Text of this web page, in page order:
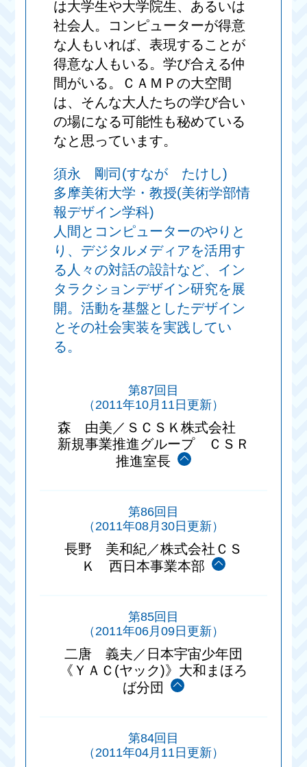
は大学生や大学院生、あるいは
社会人。コンピューターが得意
な人もいれば、表現することが
得意な人もいる。学び合える仲
間がいる。ＣＡＭＰの大空間
は、そんな大人たちの学び合い
の場になる可能性も秘めている
なと思っています。
須永 剛司(すなが たけし)
多摩美術大学・教授(美術学部情
報デザイン学科)
人間とコンピューターのやりと
り、デジタルメディアを活用す
る人々の対話の設計など、イン
タラクションデザイン研究を展
開。活動を基盤としたデザイン
とその社会実装を実践してい
る。
第87回目
（2011年10月11日更新）
森 由美／ＳＣＳＫ株式会社
新規事業推進グループ ＣＳＲ
推進室長
第86回目
（2011年08月30日更新）
長野 美和紀／株式会社ＣＳ
Ｋ 西日本事業本部
第85回目
（2011年06月09日更新）
二唐 義夫／日本宇宙少年団
《ＹＡＣ(ヤック)》大和まほろ
ば分団
第84回目
（2011年04月11日更新）